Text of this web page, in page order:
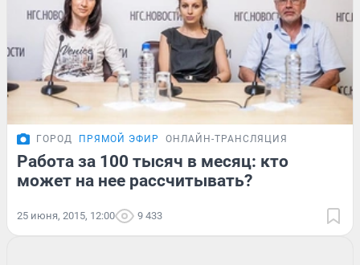
ГОРОД ПРЯМОЙ ЭФИР ОНЛАЙН-ТРАНСЛЯЦИЯ
Работа за 100 тысяч в месяц: кто
может на нее рассчитывать?
25 июня, 2015, 12:00 9 433